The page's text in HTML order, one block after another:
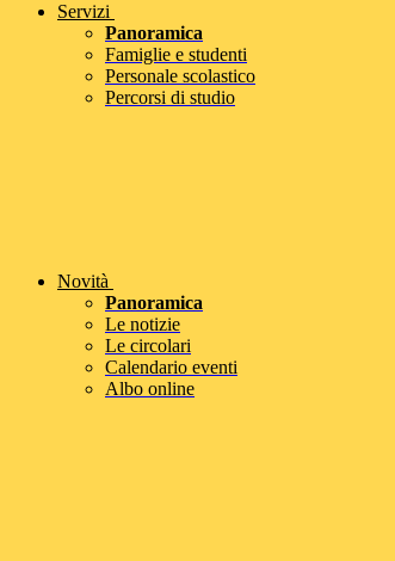
Servizi
Panoramica
Famiglie e studenti
Personale scolastico
Percorsi di studio
Novità
Panoramica
Le notizie
Le circolari
Calendario eventi
Albo online